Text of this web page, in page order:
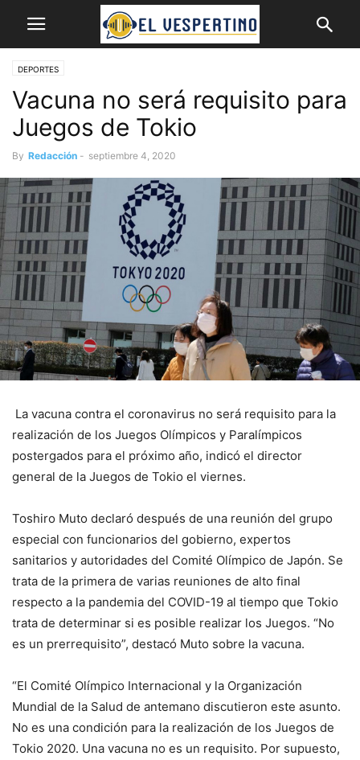
DEPORTES
Vacuna no será requisito para
Juegos de Tokio
By Redacción - septiembre 4, 2020
La vacuna contra el coronavirus no será requisito para la
realización de los Juegos Olímpicos y Paralímpicos
postergados para el próximo año, indicó el director
general de la Juegos de Tokio el viernes.
Toshiro Muto declaró después de una reunión del grupo
especial con funcionarios del gobierno, expertos
sanitarios y autoridades del Comité Olímpico de Japón. Se
trata de la primera de varias reuniones de alto final
respecto a la pandemia del COVID-19 al tiempo que Tokio
trata de determinar si es posible realizar los Juegos. “No
es un prerrequisito”, destacó Muto sobre la vacuna.
“El Comité Olímpico Internacional y la Organización
Mundial de la Salud de antemano discutieron este asunto.
No es una condición para la realización de los Juegos de
Tokio 2020. Una vacuna no es un requisito. Por supuesto,